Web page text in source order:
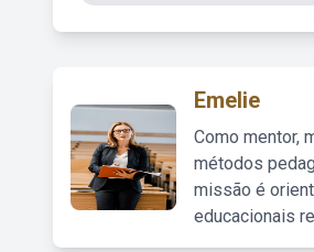
Emelie
Como mentor,
métodos
missão é
educacionais